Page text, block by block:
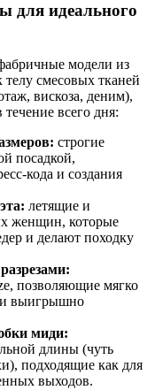
для идеального
модели из
смесовых тканей
вискоза, деним),
всего дня:
строгие
посадкой,
кода и создания
летящие и
женщин, которые
и делают походку
позволяющие мягко
и выигрышно
миди:
длины (чуть
подходящие как для
выходов.